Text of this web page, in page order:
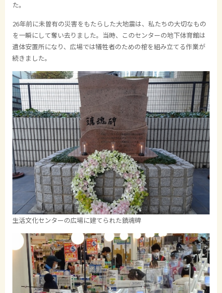
た。
26年前に未曽有の災害をもたらした大地震は、私たちの大切なもの
を一瞬にして奪い去りました。当時、このセンターの地下体育館は
遺体安置所になり、広場では犠牲者のための棺を組み立てる作業が
続きました。
生活文化センターの広場に建てられた鎮魂碑